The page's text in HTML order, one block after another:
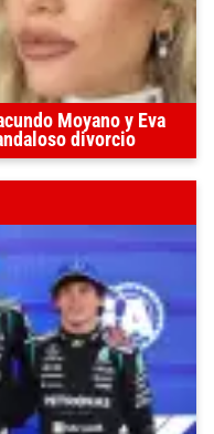
Moyano y Eva
divorcio